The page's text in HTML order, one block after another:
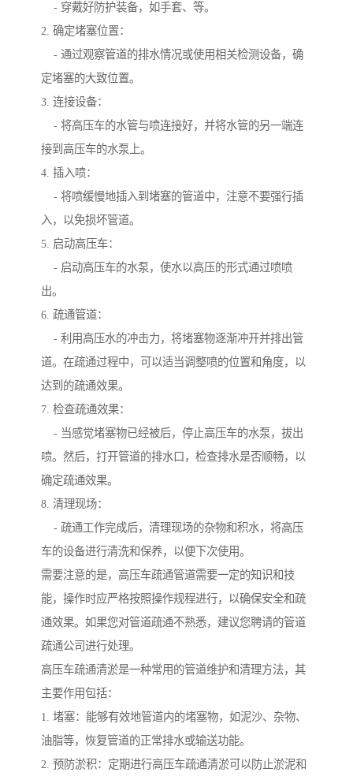
- 穿戴好防护装备，如手套、等。
2. 确定堵塞位置：
- 通过观察管道的排水情况或使用相关检测设备，确
定堵塞的大致位置。
3. 连接设备：
- 将高压车的水管与喷连接好，并将水管的另一端连
接到高压车的水泵上。
4. 插入喷：
- 将喷缓慢地插入到堵塞的管道中，注意不要强行插
入，以免损坏管道。
5. 启动高压车：
- 启动高压车的水泵，使水以高压的形式通过喷喷
出。
6. 疏通管道：
- 利用高压水的冲击力，将堵塞物逐渐冲开并排出管
道。在疏通过程中，可以适当调整喷的位置和角度，以
达到的疏通效果。
7. 检查疏通效果：
- 当感觉堵塞物已经被后，停止高压车的水泵，拔出
喷。然后，打开管道的排水口，检查排水是否顺畅，以
确定疏通效果。
8. 清理现场：
- 疏通工作完成后，清理现场的杂物和积水，将高压
车的设备进行清洗和保养，以便下次使用。
需要注意的是，高压车疏通管道需要一定的知识和技
能，操作时应严格按照操作规程进行，以确保安全和疏
通效果。如果您对管道疏通不熟悉，建议您聘请的管道
疏通公司进行处理。
高压车疏通清淤是一种常用的管道维护和清理方法，其
主要作用包括：
1. 堵塞：能够有效地管道内的堵塞物，如泥沙、杂物、
油脂等，恢复管道的正常排水或输送功能。
2. 预防淤积：定期进行高压车疏通清淤可以防止淤泥和